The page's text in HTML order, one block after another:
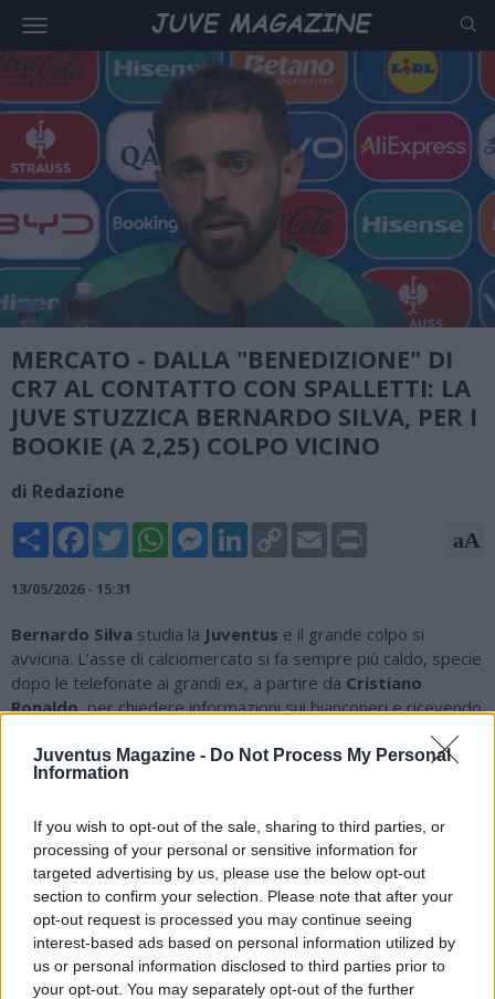
Juventus Magazine - Do Not Process My Personal
Information
If you wish to opt-out of the sale, sharing to third parties, or
processing of your personal or sensitive information for
targeted advertising by us, please use the below opt-out
section to confirm your selection. Please note that after your
opt-out request is processed you may continue seeing
interest-based ads based on personal information utilized by
us or personal information disclosed to third parties prior to
your opt-out. You may separately opt-out of the further
MERCATO - DALLA "BENEDIZIONE" DI
CR7 AL CONTATTO CON SPALLETTI: LA
JUVE STUZZICA BERNARDO SILVA, PER I
BOOKIE (A 2,25) COLPO VICINO
di Redazione
Share FacebookTwitterWhatsAppMessengerLinkedInCopy
Link
Email aA
13/05/2026 - 15:31
Bernardo Silva studia la Juventus e il grande colpo si
avvicina. L’asse di calciomercato si fa sempre più caldo, specie
dopo le telefonate ai grandi ex, a partire da Cristiano
Ronaldo, per chiedere informazioni sui bianconeri e ricevendo
Agipronews, secondo i betting analyst diSisaleSnairende
più concreta la possibilità che si concretizzi il trasferimento,
centrocampista portoghese è in cima alla lista dei desideri di
Luciano Spalletti; lo stesso tecnico della Juve, infatti, aveva
avuto un colloquio telefonico con Bernardo Silva, e anche
anche pochi giorni fa ha ribadito la necessità di avere un
fantasista con le sue caratteristiche e la sua visione di gioco.
La Juventus studia Bernardo Silva, e Bernardo Silva studia la
Juventus: un colpo che diventa sempre più concreto.